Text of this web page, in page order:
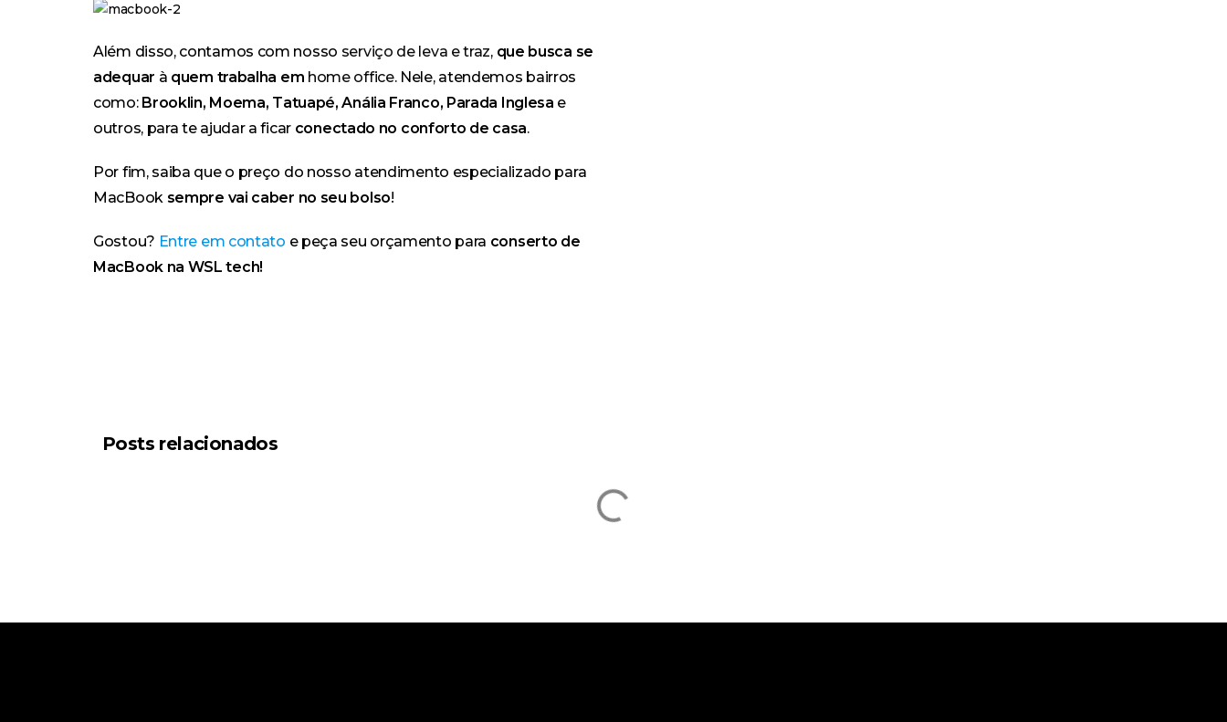
Além disso, contamos com nosso serviço de leva e traz, que busca se
adequar à quem trabalha em home office. Nele, atendemos bairros
como: Brooklin, Moema, Tatuapé, Anália Franco, Parada Inglesa e
outros, para te ajudar a ficar conectado no conforto de casa.
Por fim, saiba que o preço do nosso atendimento especializado para
MacBook sempre vai caber no seu bolso!
Gostou? Entre em contato e peça seu orçamento para conserto de
MacBook na WSL tech!
Posts relacionados